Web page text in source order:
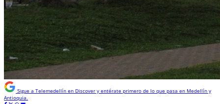
Sigue a Telemedellín en Discover y entérate primero de lo que pasa en Medellín y
Antioquia.